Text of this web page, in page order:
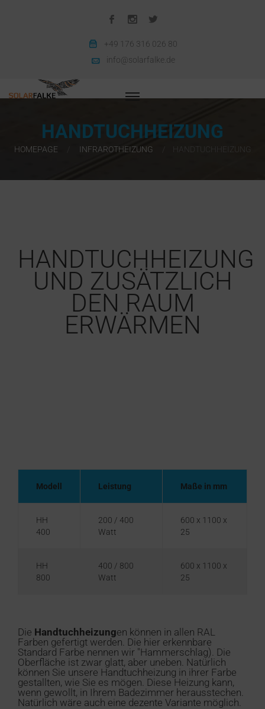
+49 176 316 026 80
info@solarfalke.de
HANDTUCHHEIZUNG
HOMEPAGE INFRAROTHEIZUNG HANDTUCHHEIZUNG
HANDTUCHHEIZUNG
UND ZUSÄTZLICH
DEN RAUM
ERWÄRMEN
Modell Leistung Maße in mm
HH
400
200 / 400
Watt
600 x 1100 x
25
HH
800
400 / 800
Watt
600 x 1100 x
25
Die Handtuchheizungen können in allen RAL
Farben gefertigt werden. Die hier erkennbare
Standard Farbe nennen wir "Hammerschlag). Die
Oberfläche ist zwar glatt, aber uneben. Natürlich
können Sie unsere Handtuchheizung in ihrer Farbe
gestallten, wie Sie es mögen. Diese Heizung kann,
wenn gewollt, in Ihrem Badezimmer herausstechen.
Natürlich wäre auch eine dezente Variante möglich.